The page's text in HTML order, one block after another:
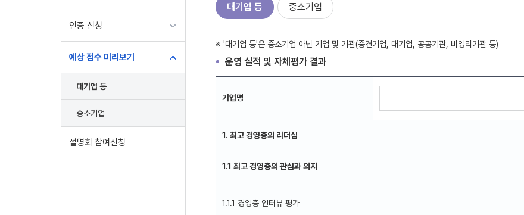
인증 신청
예상 점수 미리보기
대기업 등
중소기업
설명회 참여신청
대기업 등 중소기업
※ '대기업 등'은 중소기업 아닌 기업 및 기관(중견기업, 대기업, 공공기관, 비영리기관 등)
운영 실적 및 자체평가 결과
기업명
1. 최고 경영층의 리더십
1.1 최고 경영층의 관심과 의지
1.1.1 경영층 인터뷰 평가